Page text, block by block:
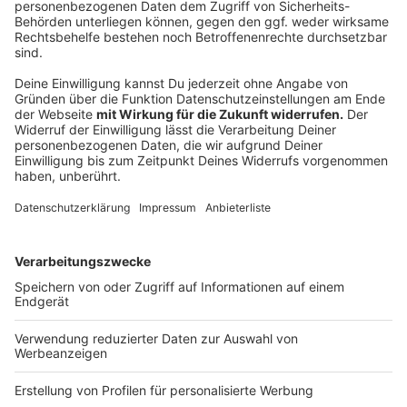
Garten geeignet, sagt Barbara Noga, da sie oft Blumen
enthalten, die nicht aus unserer Gegend kommen. Die
sehen war bunt aus und blühen lange, unsere Insekten
haben aber wenig davon, da diese Exoten oft nicht mit
unserer Insektenwelt kompatibel sind. Man sollte also
darauf achten, dass es sich um zertifiziertes Saatgut
mit einheimischen Pflanzen handelt.
Anzeige
Insektenhotels bauen
Anzeige
Man kann Insektenhotels direkt kaufen oder selbst
bauen. In beiden Fällen gilt: Achtet darauf, dass sich
die Insekten nicht verletzten können und es trocken